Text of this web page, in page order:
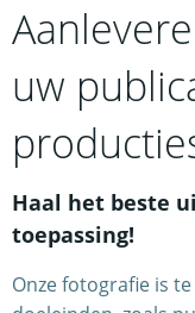
uw
Haal het beste
toepassing!
Onze fotografie is